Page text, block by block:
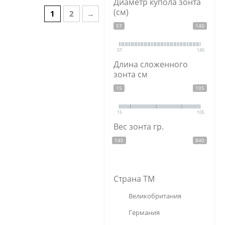
1 2 →
(см)
57 140
57 140
Длина сложенного
зонта см
15 105
15 105
Вес зонта гр.
145 840
Страна ТМ
Великобритания
Германия